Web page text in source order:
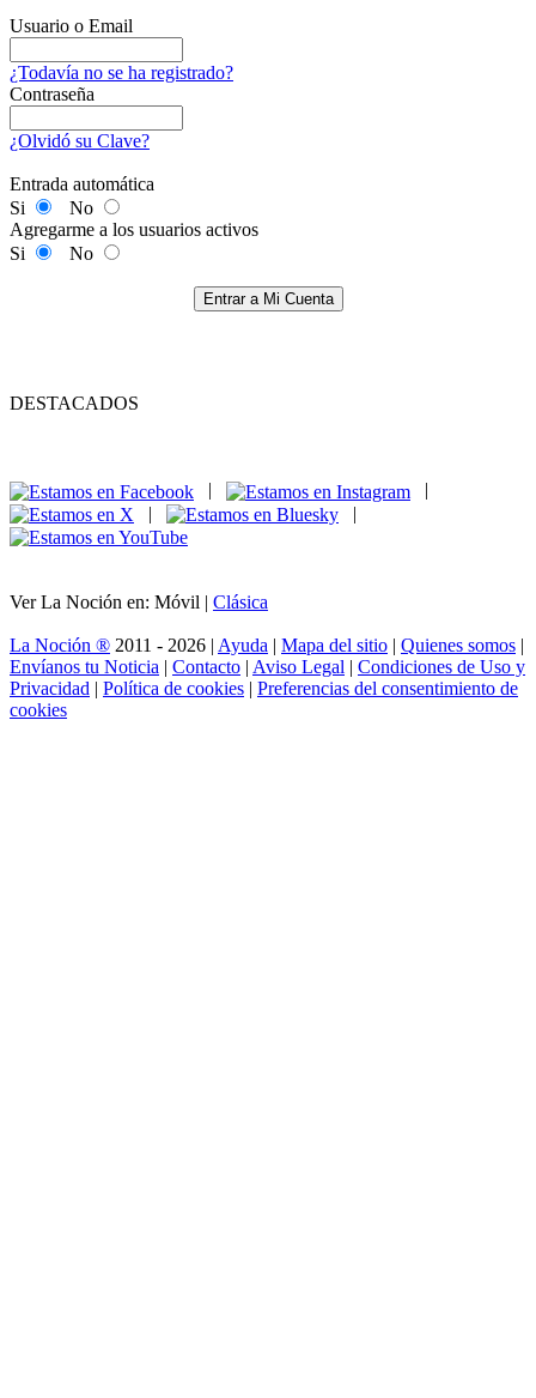
Usuario o Email
¿Todavía no se ha registrado?
Contraseña
¿Olvidó su Clave?
Entrada automática
Si
No
Agregarme a los usuarios activos
Si
No
Entrar a Mi Cuenta
DESTACADOS
|
|
Ver La Noción en: Móvil | Clásica
La Noción ® 2011 - 2026 | Ayuda | Mapa del sitio | Quienes somos |
Envíanos tu Noticia | Contacto | Aviso Legal | Condiciones de Uso y
Privacidad | Política de cookies | Preferencias del consentimiento de
cookies